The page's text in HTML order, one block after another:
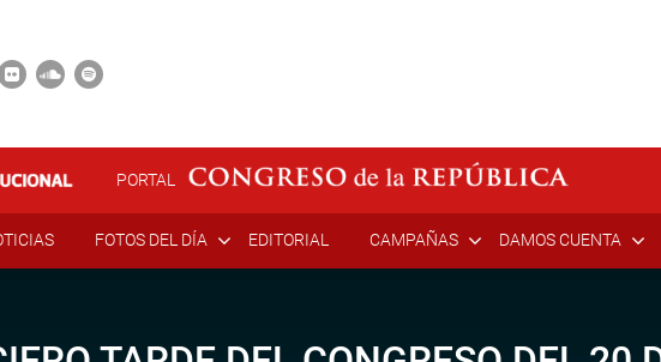
PORTAL
FOTOS DEL DÍA EDITORIAL CAMPAÑAS DAMOS CUENTA